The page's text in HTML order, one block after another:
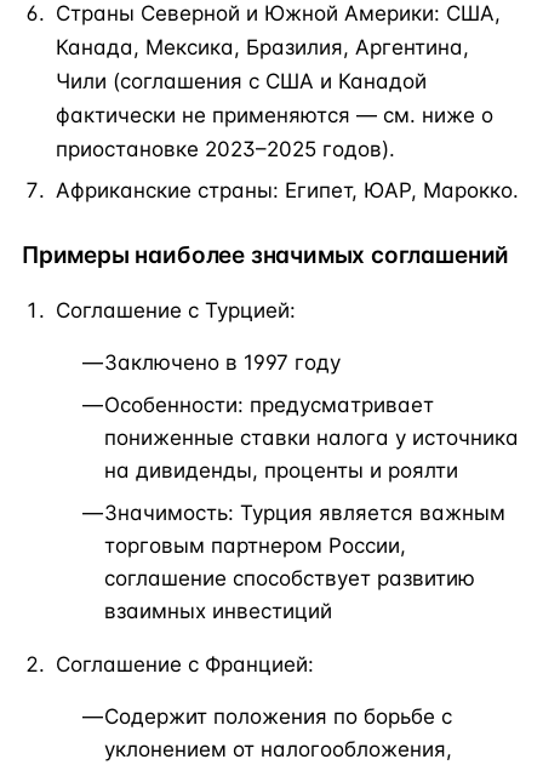
Страны Северной и Южной Америки: США,
Канада, Мексика, Бразилия, Аргентина,
Чили (соглашения с США и Канадой
фактически не применяются — см. ниже о
приостановке 2023–2025 годов).
Африканские страны: Египет, ЮАР, Марокко.
Примеры наиболее значимых соглашений
Соглашение с Турцией:
Заключено в 1997 году
Особенности: предусматривает
пониженные ставки налога у источника
на дивиденды, проценты и роялти
Значимость: Турция является важным
торговым партнером России,
соглашение способствует развитию
взаимных инвестиций
Соглашение с Францией:
Содержит положения по борьбе с
уклонением от налогообложения,